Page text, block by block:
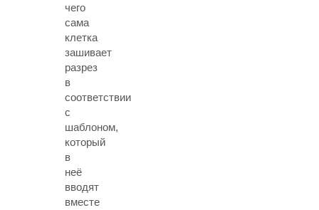
чего
сама
клетка
зашивает
разрез
в
соответствии
с
шаблоном,
который
в
неё
вводят
вместе